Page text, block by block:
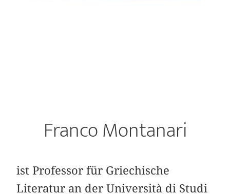
Franco Montanari
ist Professor für Griechische
Literatur an der Università di Studi